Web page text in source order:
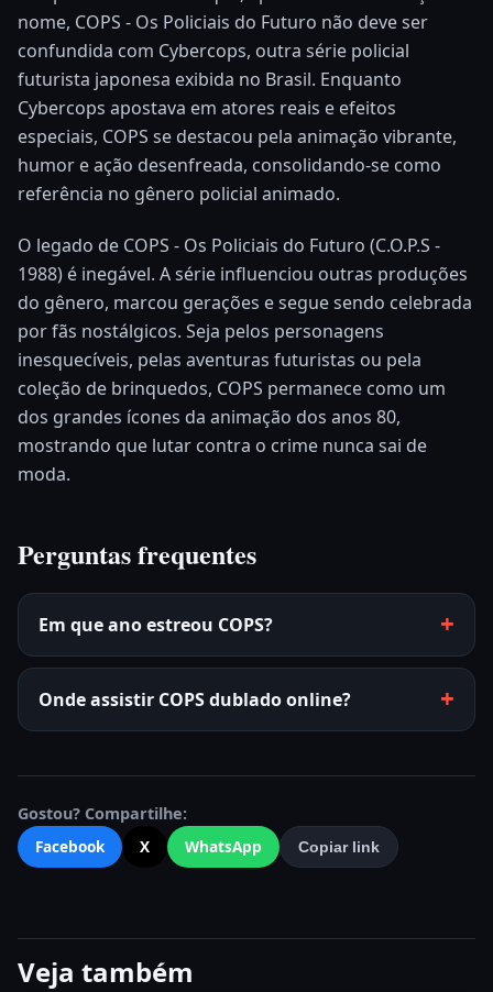
nome, COPS - Os Policiais do Futuro não deve ser
confundida com Cybercops, outra série policial
futurista japonesa exibida no Brasil. Enquanto
Cybercops apostava em atores reais e efeitos
especiais, COPS se destacou pela animação vibrante,
humor e ação desenfreada, consolidando-se como
referência no gênero policial animado.
O legado de COPS - Os Policiais do Futuro (C.O.P.S -
1988) é inegável. A série influenciou outras produções
do gênero, marcou gerações e segue sendo celebrada
por fãs nostálgicos. Seja pelos personagens
inesquecíveis, pelas aventuras futuristas ou pela
coleção de brinquedos, COPS permanece como um
dos grandes ícones da animação dos anos 80,
mostrando que lutar contra o crime nunca sai de
moda.
Perguntas frequentes
Em que ano estreou COPS?
Onde assistir COPS dublado online?
Gostou? Compartilhe:
Facebook
X WhatsApp Copiar link
Veja também